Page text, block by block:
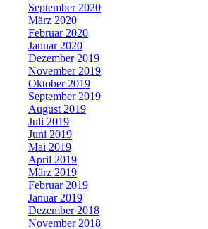
September 2020
März 2020
Februar 2020
Januar 2020
Dezember 2019
November 2019
Oktober 2019
September 2019
August 2019
Juli 2019
Juni 2019
Mai 2019
April 2019
März 2019
Februar 2019
Januar 2019
Dezember 2018
November 2018